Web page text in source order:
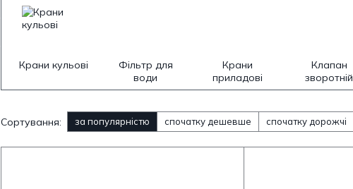
Крани кульові
Фільтр для
води
Крани
приладові
Клапан
зворотній
Сортування: за популярністю спочатку дешевше спочатку дорожчі